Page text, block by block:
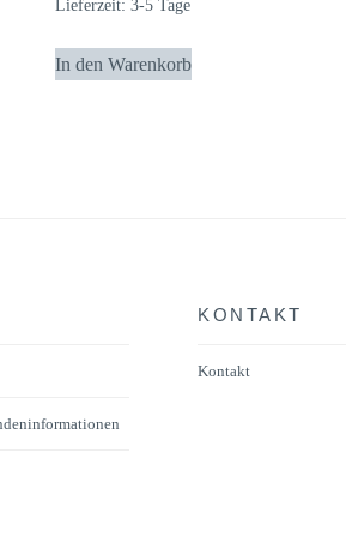
Lieferzeit:3-5 Tage
In den Warenkorb
KONTAKT
Kontakt